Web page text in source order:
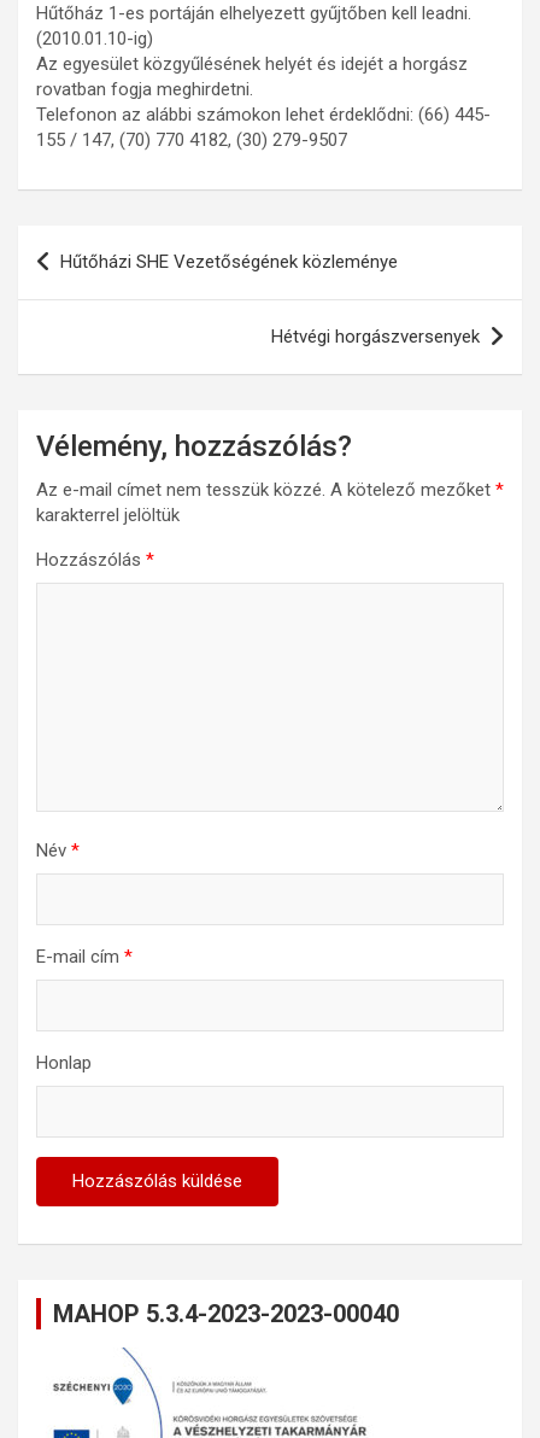
Hűtőház 1-es portáján elhelyezett gyűjtőben kell leadni.
(2010.01.10-ig)
Az egyesület közgyűlésének helyét és idejét a horgász
rovatban fogja meghirdetni.
Telefonon az alábbi számokon lehet érdeklődni: (66) 445-
155 / 147, (70) 770 4182, (30) 279-9507
Bejegyzés
navigáció
Hűtőházi SHE Vezetőségének közleménye
Hétvégi horgászversenyek
Vélemény, hozzászólás?
Az e-mail címet nem tesszük közzé. A kötelező mezőket *
karakterrel jelöltük
Hozzászólás *
Név *
E-mail cím *
Honlap
MAHOP 5.3.4-2023-2023-00040